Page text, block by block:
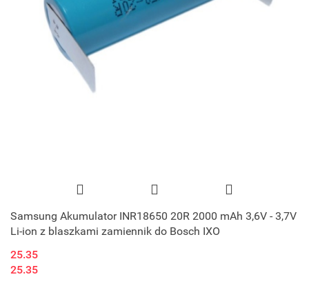
Samsung Akumulator INR18650 20R 2000 mAh 3,6V - 3,7V
Li-ion z blaszkami zamiennik do Bosch IXO
25.35
25.35